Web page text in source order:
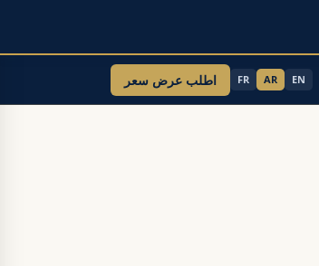
EN
AR
FR اطلب عرض سعر